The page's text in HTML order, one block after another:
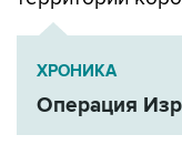
ХРОНИКА
Операция
Йемен